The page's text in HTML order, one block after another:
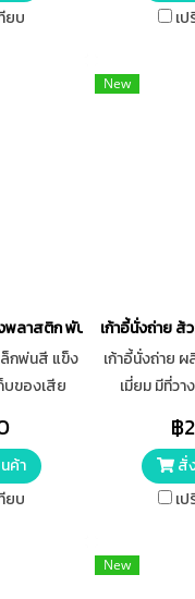
จุกยางกัน
ยบ
เ
ลาสติก พับได้ FOSUN รุ่น
ล็กพ่นสี แข็ง
บของเสีย
ากขึ้น
ค้า
ยบ
New
เก้าอี้นั่งถ่าย ส้
เก้าอี้นั่งถ่าย
เมี่ยม มีที่วา
ของเสีย พ
พลา
฿
สั่
เ
New